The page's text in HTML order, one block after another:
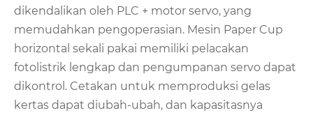
dikendalikan oleh PLC + motor servo, yang
memudahkan pengoperasian. Mesin Paper Cup
horizontal sekali pakai memiliki pelacakan
fotolistrik lengkap dan pengumpanan servo dapat
dikontrol. Cetakan untuk memproduksi gelas
kertas dapat diubah-ubah, dan kapasitasnya